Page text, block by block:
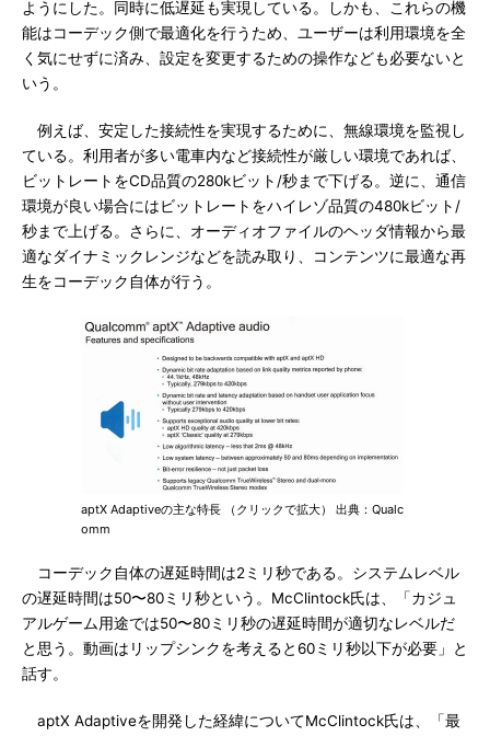
ようにした。同時に低遅延も実現している。しかも、これらの機
能はコーデック側で最適化を行うため、ユーザーは利用環境を全
く気にせずに済み、設定を変更するための操作なども必要ないと
いう。
例えば、安定した接続性を実現するために、無線環境を監視し
ている。利用者が多い電車内など接続性が厳しい環境であれば、
ビットレートをCD品質の280kビット/秒まで下げる。逆に、通信
環境が良い場合にはビットレートをハイレゾ品質の480kビット/
秒まで上げる。さらに、オーディオファイルのヘッダ情報から最
適なダイナミックレンジなどを読み取り、コンテンツに最適な再
生をコーデック自体が行う。
aptX Adaptiveの主な特長 （クリックで拡大） 出典：Qualc
omm
コーデック自体の遅延時間は2ミリ秒である。システムレベル
の遅延時間は50〜80ミリ秒という。McClintock氏は、「カジュ
アルゲーム用途では50〜80ミリ秒の遅延時間が適切なレベルだ
と思う。動画はリップシンクを考えると60ミリ秒以下が必要」と
話す。
aptX Adaptiveを開発した経緯についてMcClintock氏は、「最